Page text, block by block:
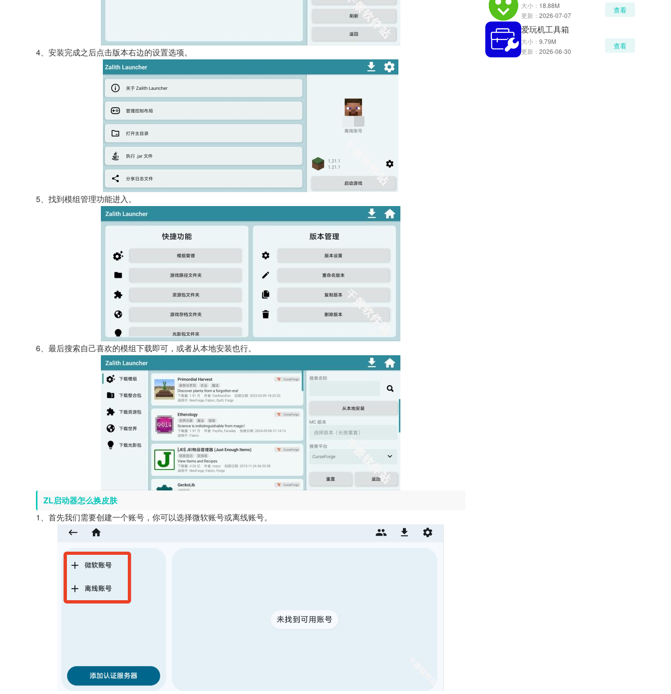
4、安装完成之后点击版本右边的设置选项。
5、找到模组管理功能进入。
6、最后搜索自己喜欢的模组下载即可，或者从本地安装也行。
ZL启动器怎么换皮肤
1、首先我们需要创建一个账号，你可以选择微软账号或离线账号。
大小： 18.88M
更新： 2026-07-07
查看
爱玩机工具箱
大小： 9.79M
更新： 2026-06-30
查看